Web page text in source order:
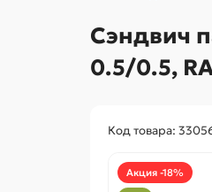
Сэндвич
0.5/0.5,
Код товара:
Акция -18%